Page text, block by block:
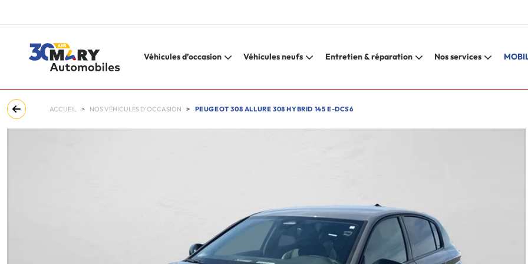
Véhicules d’occasion Véhicules neufs Entretien & réparation Nos services
ACCUEIL NOS VÉHICULES D'OCCASION PEUGEOT 308 ALLURE 308 HYBRID 145 E-DCS6